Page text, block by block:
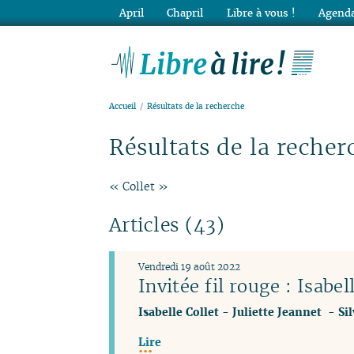
Accueil Résultats de la recherche
Résultats de la
« Collet »
Articles (43)
Invitée fil rouge :
Vendredi 19 août 2022
Isabelle Collet- Juliette Jeannet -
Lire
April Chapril Libre à vous !